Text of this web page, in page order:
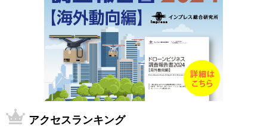
アクセスランキング